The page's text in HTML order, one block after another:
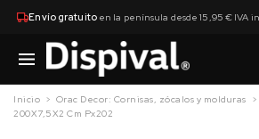
Envío gratuitoen la península desde 15,95 € IVA
Inicio Orac Decor: Cornisas, zócalos y molduras
200X7,5X2 Cm Px202